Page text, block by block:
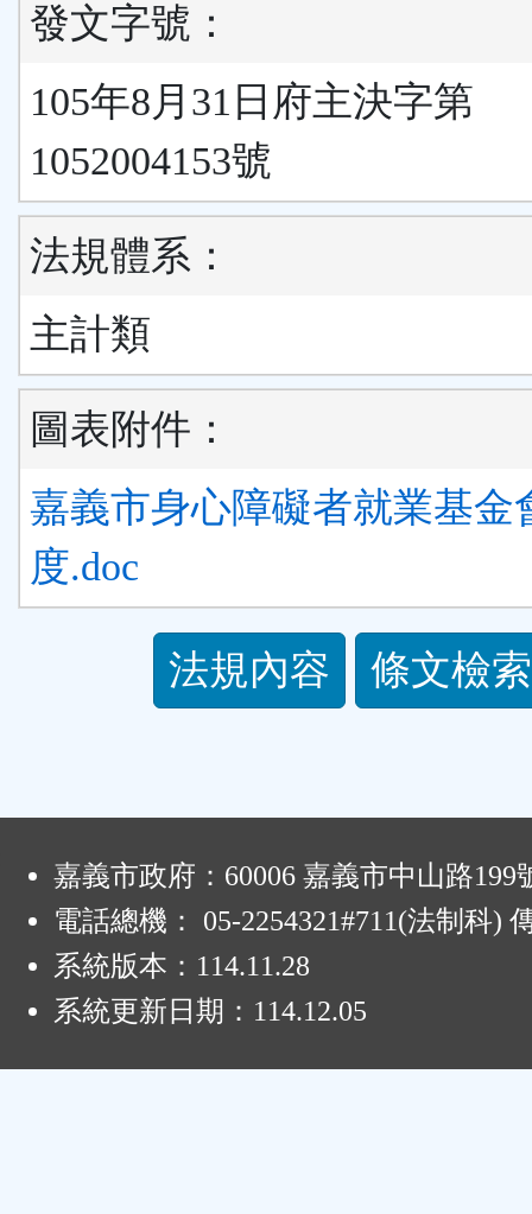
發文字號：
105年8月31日府主決字第
1052004153號
法規體系：
主計類
圖表附件：
嘉義市身心障礙者就業基金
度.doc
按
鈕
區
法規內容 條文檢索
嘉義市政府：60006 嘉義市中山路199
電話總機： 05-2254321#711(法制科)
系統版本： 114.11.28
系統更新日期： 114.12.05